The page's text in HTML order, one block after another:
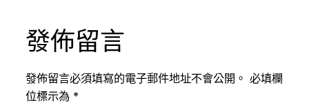
發佈留言
發佈留言必須填寫的電子郵件地址不會公開。 必填欄
位標示為 *